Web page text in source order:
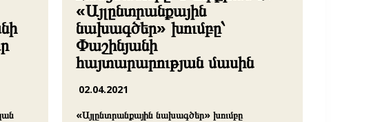
«Այլընտրանքային
նախագծեր» խումբը՝
Փաշինյանի
հայտարարության մասին
02.04.2021
«Այլընտրանքային նախագծեր» խումբը